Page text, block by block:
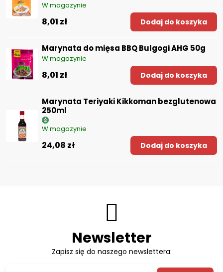
W magazynie
8,01 zł Dodaj do koszyka
Marynata do mięsa BBQ Bulgogi AHG 50g
W magazynie
8,01 zł Dodaj do koszyka
Marynata Teriyaki Kikkoman bezglutenowa
250ml
W magazynie
24,08 zł Dodaj do koszyka
Newsletter
Zapisz się do naszego newslettera: